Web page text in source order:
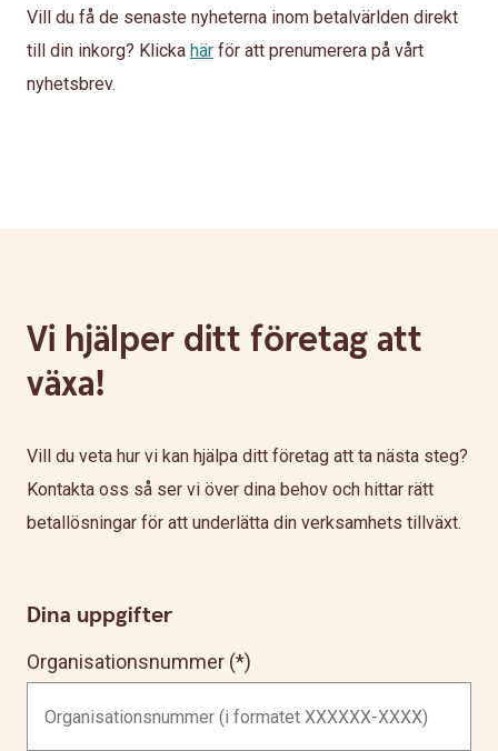
Vill du få de senaste nyheterna inom betalvärlden direkt
till din inkorg? Klicka här för att prenumerera på vårt
nyhetsbrev.
Vi hjälper ditt företag att
växa!
Vill du veta hur vi kan hjälpa ditt företag att ta nästa steg?
Kontakta oss så ser vi över dina behov och hittar rätt
betallösningar för att underlätta din verksamhets tillväxt.
Dina uppgifter
Organisationsnummer